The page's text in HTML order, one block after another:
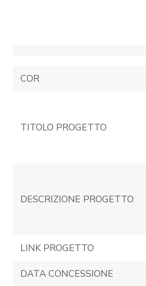
COR
TITOLO PROGETTO
DESCRIZIONE PROGETTO
LINK PROGETTO
DATA CONCESSIONE